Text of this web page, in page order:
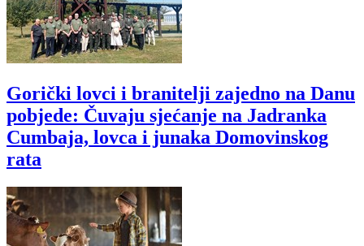
Gorički lovci i branitelji zajedno na Danu
pobjede: Čuvaju sjećanje na Jadranka
Cumbaja, lovca i junaka Domovinskog
rata